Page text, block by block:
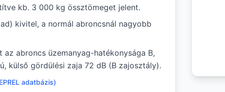
kb. 3 000 kg össztömeget jelent.
kivitel, a normál abroncsnál nagyobb
az abroncs üzemanyag-hatékonysága B,
külső gördülési zaja 72 dB (B zajosztály).
adatbázis)